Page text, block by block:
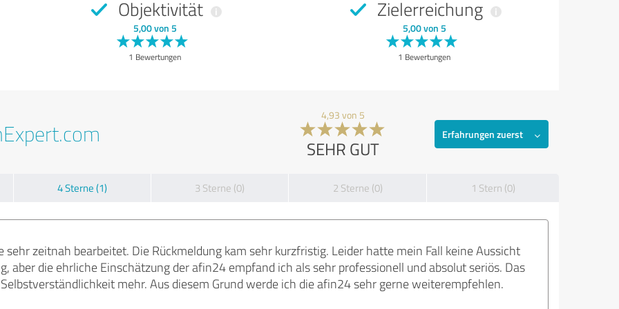
Objektivität
5,00 von 5
1 Bewertungen
Zielerreichung
5,00 von 5
1 Bewertungen
4,93 von 5
SEHR GUT
Erfahrungen zuerst
4 Sterne (1) 3 Sterne (0) 2 Sterne (0) 1 Stern (0)
zeitnah bearbeitet. Die Rückmeldung kam sehr kurzfristig. Leider hatte mein Fall keine Aussicht
aber die ehrliche Einschätzung der afin24 empfand ich als sehr professionell und absolut seriös. Das
mehr. Aus diesem Grund werde ich die afin24 sehr gerne weiterempfehlen.